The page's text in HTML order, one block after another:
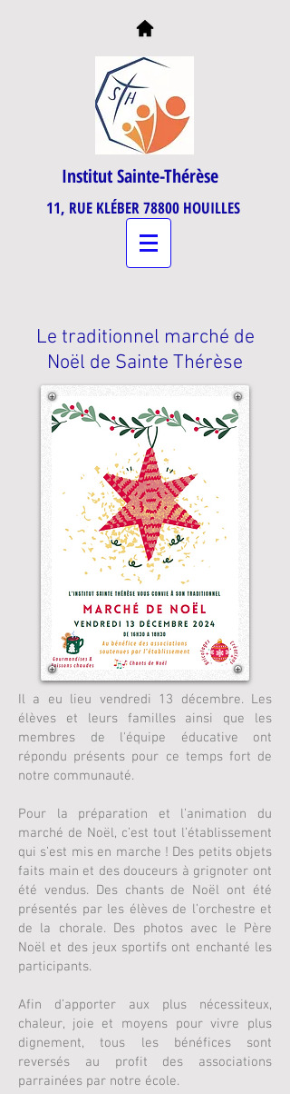
Institut Sainte-Thérèse
11, RUE KLÉBER 78800 HOUILLES
Le traditionnel marché de
Noël de Sainte Thérèse
Il a eu lieu vendredi 13 décembre. Les
élèves et leurs familles ainsi que les
membres de l'équipe éducative ont
répondu présents pour ce temps fort de
notre communauté.
​Pour la préparation et l’animation du
marché de Noël, c’est tout l’établissement
qui s’est mis en marche ! Des petits objets
faits main et des douceurs à grignoter ont
été vendus. Des chants de Noël ont été
présentés par les élèves de l’orchestre et
de la chorale. Des photos avec le Père
Noël et des jeux sportifs ont enchanté les
participants.
​Afin d’apporter aux plus nécessiteux,
chaleur, joie et moyens pour vivre plus
dignement, tous les bénéfices sont
reversés au profit des associations
parrainées par notre école.